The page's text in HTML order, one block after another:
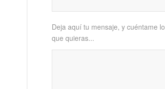
Deja aquí tu mensaje, y cuéntame lo
que quieras...